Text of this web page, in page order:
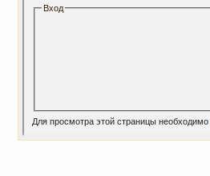
Вход
Для просмотра этой страницы необходимо